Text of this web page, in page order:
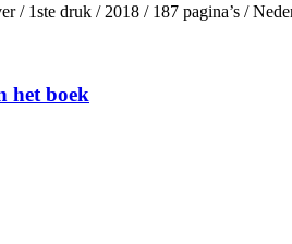
/ 1ste druk / 2018 / 187 pagina’s /
het boek